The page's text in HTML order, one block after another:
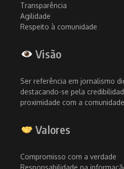
Transparência
Agilidade
Respeito à comunidade
Visão
Ser referência em jornalismo
destacando-se pela
proximidade com a
Valores
Compromisso com a verdade
Responsabilidade na